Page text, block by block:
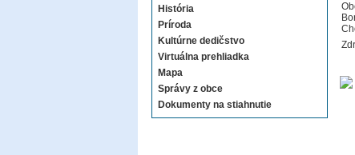
História
Príroda
Kultúrne dedičstvo
Virtuálna prehliadka
Mapa
Správy z obce
Dokumenty na stiahnutie